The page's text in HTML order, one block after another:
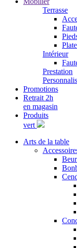
Terrasse
Intérieur
Prestation
Promotions
Retrait 2h
en magasin
Produits
vert
Arts de la table